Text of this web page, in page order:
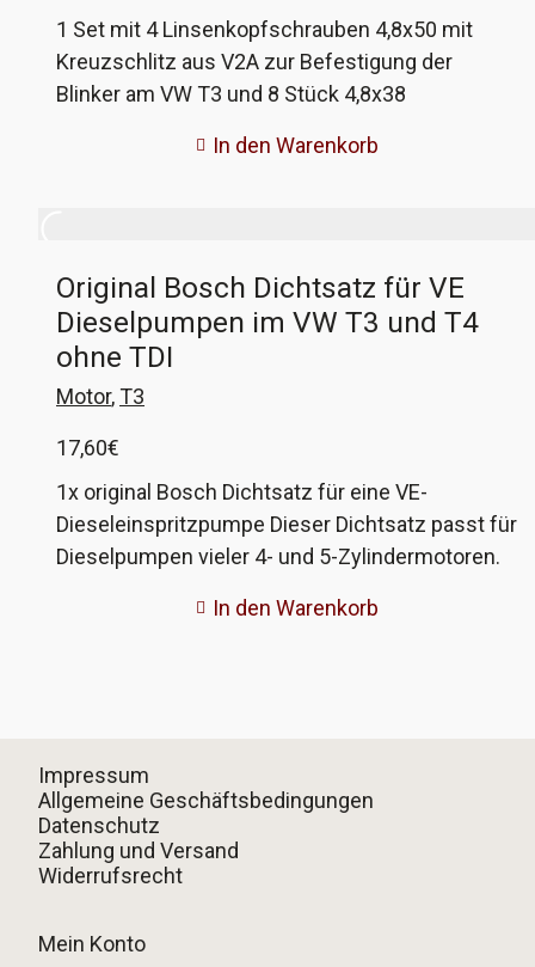
ich bevorzuge die Standardversion, aber wer
möchte, kann diese auch mit dem integrierten
Spoiler bekommen.
1 Set mit 4 Linsenkopfschrauben 4,8x50 mit
Kreuzschlitz aus V2A zur Befestigung der
Blinker am VW T3 und 8 Stück 4,8x38
Schrauben sind die gleichen wie die original
In den Warenkorb
Original Bosch Dichtsatz für VE
Dieselpumpen im VW T3 und T4
ohne TDI
Motor,T3
17,60€
1x original Bosch Dichtsatz für eine VE-
Dieseleinspritzpumpe Dieser Dichtsatz passt für
Dieselpumpen vieler 4- und 5-Zylindermotoren.
Pumpe enthalten. Einschränkungen: Der
Zusatzdichtung für die LDA der VW T3 mit JX-
Motor ist nicht enthalten. Nicht für VP-Pumpen
der TDI-Motoren geeignet. Bosch-Teilenummer
1 467 010 059
In den Warenkorb
Impressum
Allgemeine Geschäftsbedingungen
Datenschutz
Zahlung und Versand
Widerrufsrecht
Mein Konto